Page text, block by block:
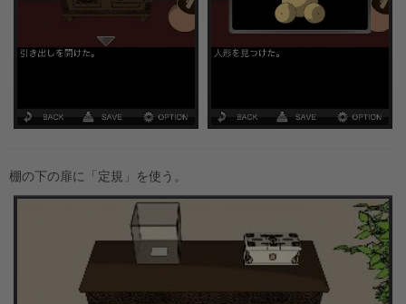
棚の下の扉に「定規」を使う。